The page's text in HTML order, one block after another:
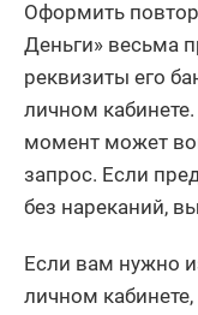
Оформить
Деньги» весьма
реквизиты его
личном
момент может
запрос. Если
без нареканий,
Если вам нужно
личном